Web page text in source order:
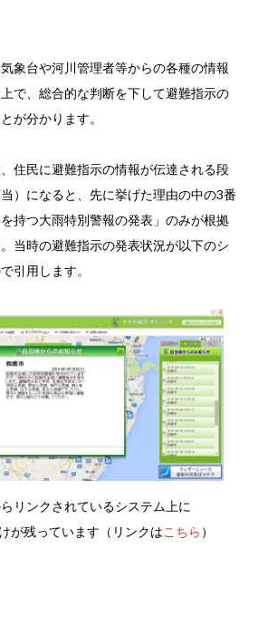
象台や河川管理者等からの各種の情報
で、総合的な判断を下して避難指示の
が分かります。
住民に避難指示の情報が伝達される段
）になると、先に挙げた理由の中の3番
持つ大雨特別警報の発表」のみが根拠
当時の避難指示の発表状況が以下のシ
引用します。
リンクされているシステム上に
が残っています（リンクはこちら ）